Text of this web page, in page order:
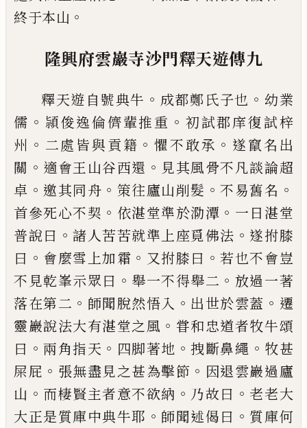
終于本山 。
隆興府雲巖寺沙門釋天遊傳九
釋天遊自號典牛 。 成都鄭氏子也 。 幼業
儒 。 頴俊逸倫儕輩推重 。 初試郡庠復試梓
州 。 二處皆與貢籍 。懼不敢承 。 遂竄名出
關 。 適會王山谷西還 。 見其風骨不凡談論超
卓 。 邀其同舟 。 策往廬山削髮 。不易舊名 。
首參死心不契 。 依湛堂準於泐潭 。 一日湛堂
普說曰 。諸人苦苦就準上座覓佛法 。 遂拊膝
曰 。 會麼雪上加霜 。 又拊膝曰 。若也不會豈
不見乾峯示眾曰 。 舉一不得舉二 。 放過一著
落在第二 。 師聞脫然悟入 。 出世於雲蓋 。 遷
靈巖說法大有湛堂之風 。 甞和忠道者牧牛頌
曰 。兩角指天 。 四脚著地 。 拽斷鼻繩 。 牧甚
屎屁 。 張無盡見之甚為擊節 。 因退雲巖過廬
山 。 而棲賢主者意不欲納 。 乃故曰 。 老老大
大正是質庫中典牛耶 。 師聞述偈曰 。 質庫何